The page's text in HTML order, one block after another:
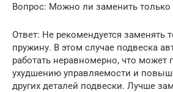
Вопрос: Можно ли заменить только
Ответ: Не рекомендуется заменять
пружину. В этом случае подвеска
работать неравномерно, что может
ухудшению управляемости и
других деталей подвески. Лучше